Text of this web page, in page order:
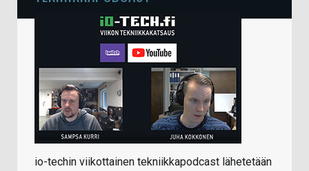
io-techin viikottainen tekniikkapodcast lähetetään